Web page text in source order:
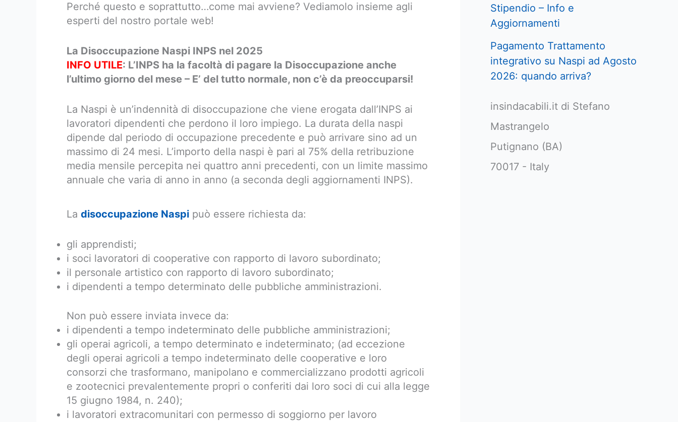
Perché questo e soprattutto…come mai avviene? Vediamolo insieme agli
esperti del nostro portale web!
La Disoccupazione Naspi INPS nel 2025
INFO UTILE: L’INPS ha la facoltà di pagare la Disoccupazione anche
l’ultimo giorno del mese – E’ del tutto normale, non c’è da preoccuparsi!
La Naspi è un’indennità di disoccupazione che viene erogata dall’INPS ai
lavoratori dipendenti che perdono il loro impiego. La durata della naspi
dipende dal periodo di occupazione precedente e può arrivare sino ad un
massimo di 24 mesi. L’importo della naspi è pari al 75% della retribuzione
media mensile percepita nei quattro anni precedenti, con un limite massimo
annuale che varia di anno in anno (a seconda degli aggiornamenti INPS).
La disoccupazione Naspi può essere richiesta da:
gli apprendisti;
i soci lavoratori di cooperative con rapporto di lavoro subordinato;
il personale artistico con rapporto di lavoro subordinato;
i dipendenti a tempo determinato delle pubbliche amministrazioni.
Non può essere inviata invece da:
i dipendenti a tempo indeterminato delle pubbliche amministrazioni;
gli operai agricoli, a tempo determinato e indeterminato; (ad eccezione
degli operai agricoli a tempo indeterminato delle cooperative e loro
consorzi che trasformano, manipolano e commercializzano prodotti agricoli
e zootecnici prevalentemente propri o conferiti dai loro soci di cui alla legge
15 giugno 1984, n. 240);
i lavoratori extracomunitari con permesso di soggiorno per lavoro
Stipendio – Info e
Aggiornamenti
Pagamento Trattamento
integrativo su Naspi ad Agosto
2026: quando arriva?
insindacabili.it di Stefano
Mastrangelo
Putignano (BA)
70017 - Italy